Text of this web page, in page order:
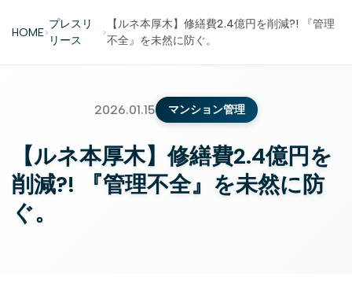
HOME>
プレスリ
リース
>
【ルネ本厚木】修繕費2.4億円を削減?! 『管理
不全』を未然に防ぐ。
2026.01.15 マンション管理
【ルネ本厚木】修繕費2.4億円を
削減?! 『管理不全』を未然に防
ぐ。